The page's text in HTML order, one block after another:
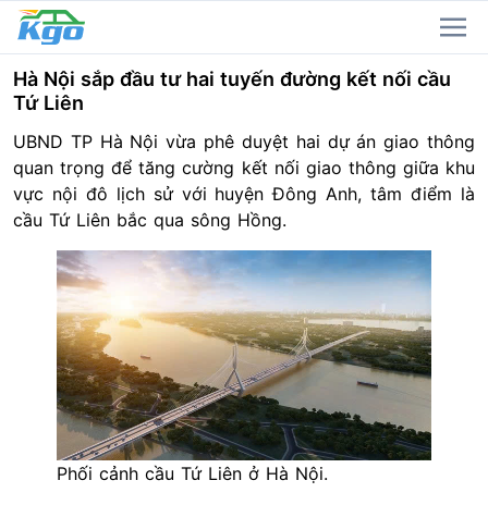
Hà Nội sắp đầu tư hai tuyến đường kết nối cầu
Tứ Liên
UBND TP Hà Nội vừa phê duyệt hai dự án giao thông
quan trọng để tăng cường kết nối giao thông giữa khu
vực nội đô lịch sử với huyện Đông Anh, tâm điểm là
cầu Tứ Liên bắc qua sông Hồng.
Phối cảnh cầu Tứ Liên ở Hà Nội.